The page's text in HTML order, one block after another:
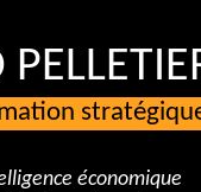
économique